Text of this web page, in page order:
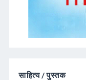
साहित्य / पुस्तक